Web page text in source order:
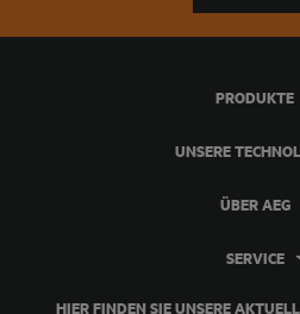
HIER FINDEN SIE UNSERE
PRODUKTE
UNSERE
ÜBER AEG
SERVICE